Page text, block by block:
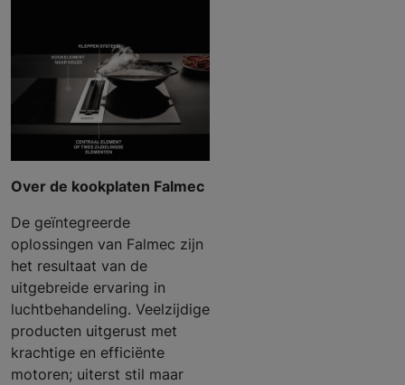
Over de kookplaten Falmec
De geïntegreerde
oplossingen van Falmec zijn
het resultaat van de
uitgebreide ervaring in
luchtbehandeling. Veelzijdige
producten uitgerust met
krachtige en efficiënte
motoren; uiterst stil maar